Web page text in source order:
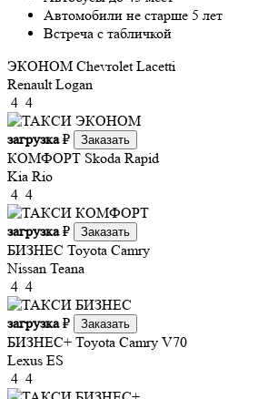
Автомобили не старше 5 лет
Встреча с табличкой
ЭКОНОМ Chevrolet Lacetti
Renault Logan
4 4
загрузка₽ Заказать
КОМФОРТ Skoda Rapid
Kia Rio
4 4
загрузка₽ Заказать
БИЗНЕС Toyota Camry
Nissan Teana
4 4
загрузка₽ Заказать
БИЗНЕС+ Toyota Camry V70
Lexus ES
4 4